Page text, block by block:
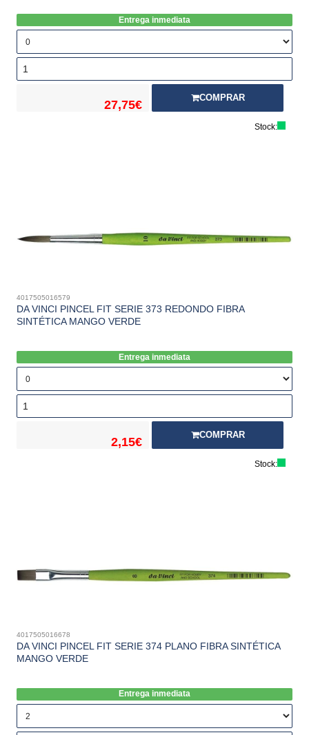
Entrega inmediata
27,75€
COMPRAR
Stock:
4017505016579
DA VINCI PINCEL FIT SERIE 373 REDONDO FIBRA
SINTÉTICA MANGO VERDE
Entrega inmediata
2,15€
COMPRAR
Stock:
4017505016678
DA VINCI PINCEL FIT SERIE 374 PLANO FIBRA SINTÉTICA
MANGO VERDE
Entrega inmediata